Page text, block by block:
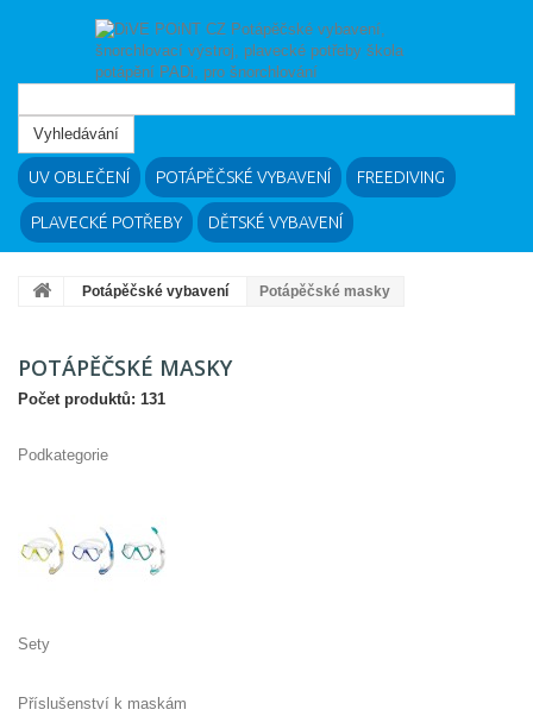
Vyhledávání
UV OBLEČENÍ POTÁPĚČSKÉ VYBAVENÍ FREEDIVING
PLAVECKÉ POTŘEBY DĚTSKÉ VYBAVENÍ
Potápěčské vybavení Potápěčské masky
POTÁPĚČSKÉ MASKY
Počet produktů: 131
Podkategorie
Sety
Příslušenství k maskám